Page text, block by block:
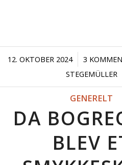
12. OKTOBER 2024
/ 3 /
STEGEMÜLLER
GENERELT
DA
BLEV